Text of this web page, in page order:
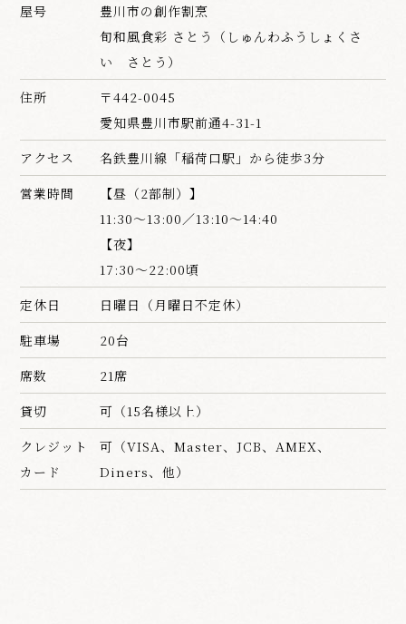
屋号
豊川市の創作割烹
旬和風食彩 さとう（しゅんわふうしょくさ
い さとう）
住所
〒442-0045
愛知県豊川市駅前通4-31-1
アクセス
名鉄豊川線「稲荷口駅」から徒歩3分
営業時間
【昼（2部制）】
11:30～13:00／13:10～14:40
【夜】
17:30～22:00頃
定休日
日曜日（月曜日不定休）
駐車場
20台
席数
21席
貸切
可（15名様以上）
クレジット
カード
可（VISA、Master、JCB、AMEX、
Diners、他）